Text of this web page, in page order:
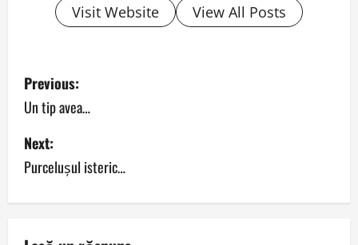
Visit Website View All Posts
P
o
s
t
n
Previous:
Un tip avea…
Next:
Purceluşul isteric…